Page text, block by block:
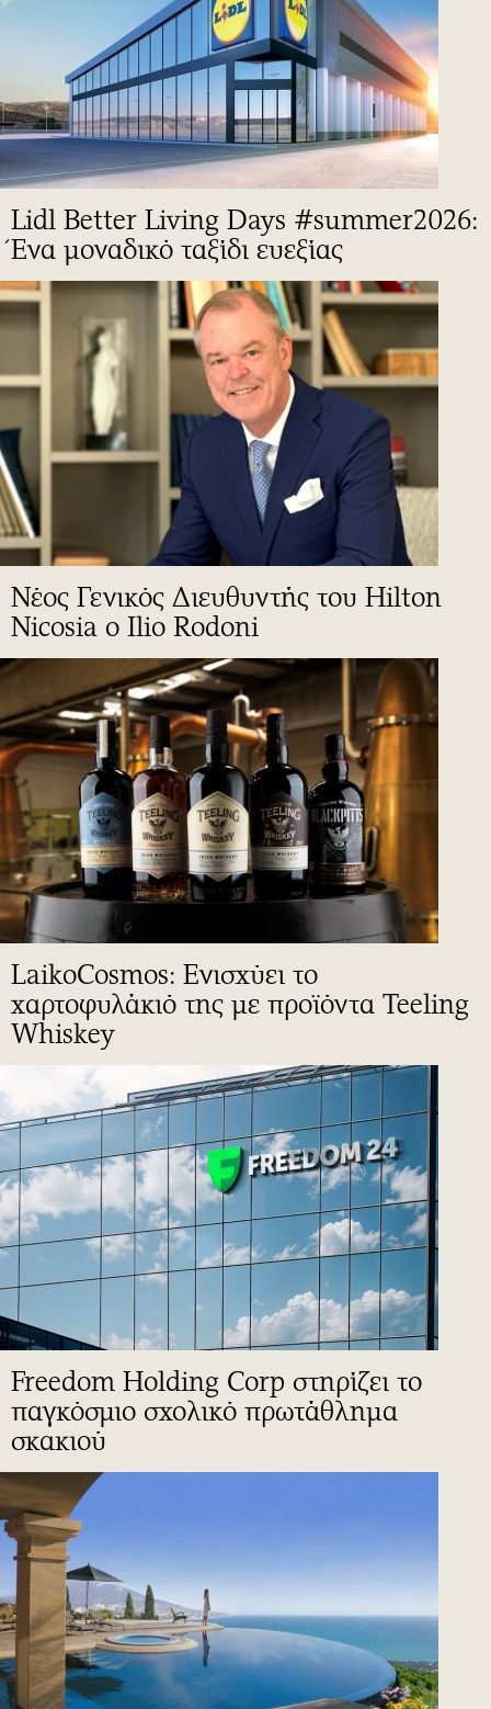
Lidl Better Living Days #summer2026:
Ένα μοναδικό ταξίδι ευεξίας
Νέος Γενικός Διευθυντής του Hilton
Nicosia ο Ilio Rodoni
LaikoCosmos: Ενισχύει το
χαρτοφυλάκιό της με προϊόντα Teeling
Whiskey
Freedom Holding Corp στηρίζει το
παγκόσμιο σχολικό πρωτάθλημα
σκακιού